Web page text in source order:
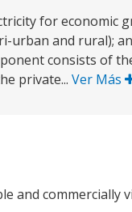
for economic
urban and rural);
consists of
private... Ver Más
and commercially